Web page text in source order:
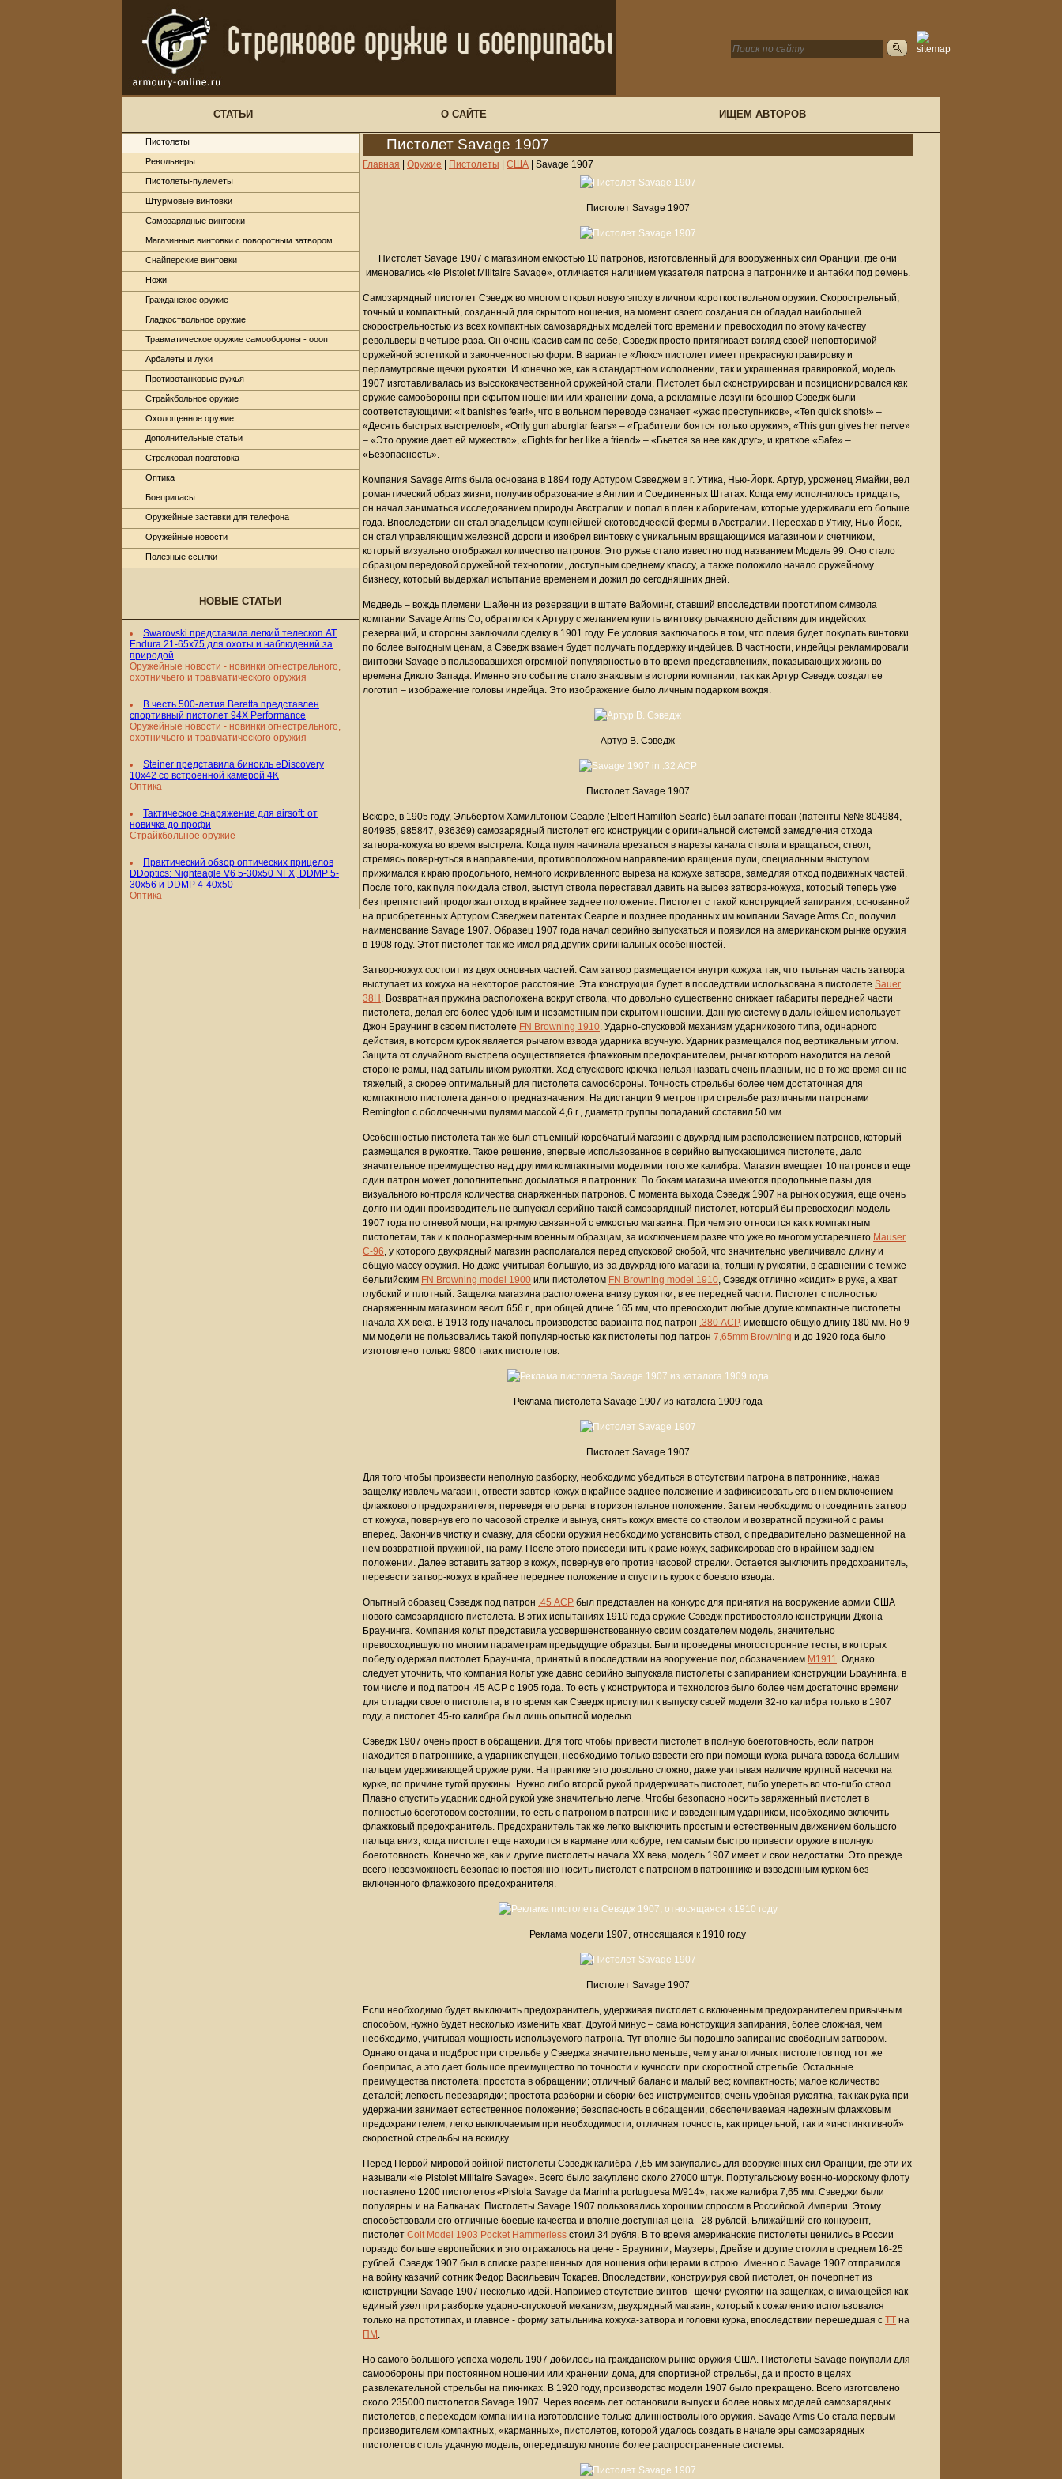
СТАТЬИ О САЙТЕ ИЩЕМ АВТОРОВ
Пистолет Savage 1907
Главная Оружие Пистолеты США Savage 1907
Пистолет Savage 1907
Пистолет Savage 1907 с магазином емкостью 10 патронов, изготовленный для вооруженных сил Франции, где они
именовались «le Pistolet Militaire Savage», отличается наличием указателя патрона в патроннике и антабки под ремень.
Самозарядный пистолет Сэведж во многом открыл новую эпоху в личном короткоствольном оружии. Скорострельный,
точный и компактный, созданный для скрытого ношения, на момент своего создания он обладал наибольшей
скорострельностью из всех компактных самозарядных моделей того времени и превосходил по этому качеству
револьверы в четыре раза. Он очень красив сам по себе, Сэведж просто притягивает взгляд своей неповторимой
оружейной эстетикой и законченностью форм. В варианте «Люкс» пистолет имеет прекрасную гравировку и
перламутровые щечки рукоятки. И конечно же, как в стандартном исполнении, так и украшенная гравировкой, модель
1907 изготавливалась из высококачественной оружейной стали. Пистолет был сконструирован и позиционировался как
оружие самообороны при скрытом ношении или хранении дома, а рекламные лозунги брошюр Сэведж были
соответствующими: «It banishes fear!», что в вольном переводе означает «ужас преступников», «Ten quick shots!» –
«Десять быстрых выстрелов!», «Only gun aburglar fears» – «Грабители боятся только оружия», «This gun gives her nerve»
– «Это оружие дает ей мужество», «Fights for her like a friend» – «Бьется за нее как друг», и краткое «Safe» –
«Безопасность».
Компания Savage Arms была основана в 1894 году Артуром Сэведжем в г. Утика, Нью-Йорк. Артур, уроженец Ямайки, вел
романтический образ жизни, получив образование в Англии и Соединенных Штатах. Когда ему исполнилось тридцать,
он начал заниматься исследованием природы Австралии и попал в плен к аборигенам, которые удерживали его больше
года. Впоследствии он стал владельцем крупнейшей скотоводческой фермы в Австралии. Переехав в Утику, Нью-Йорк,
он стал управляющим железной дороги и изобрел винтовку с уникальным вращающимся магазином и счетчиком,
который визуально отображал количество патронов. Это ружье стало известно под названием Модель 99. Оно стало
образцом передовой оружейной технологии, доступным среднему классу, а также положило начало оружейному
бизнесу, который выдержал испытание временем и дожил до сегодняшних дней.
Медведь – вождь племени Шайенн из резервации в штате Вайоминг, ставший впоследствии прототипом символа
компании Savage Arms Co, обратился к Артуру с желанием купить винтовку рычажного действия для индейских
резерваций, и стороны заключили сделку в 1901 году. Ее условия заключалось в том, что племя будет покупать винтовки
по более выгодным ценам, а Сэведж взамен будет получать поддержку индейцев. В частности, индейцы рекламировали
винтовки Savage в пользовавшихся огромной популярностью в то время представлениях, показывающих жизнь во
времена Дикого Запада. Именно это событие стало знаковым в истории компании, так как Артур Сэведж создал ее
логотип – изображение головы индейца. Это изображение было личным подарком вождя.
Артур В. Сэведж
Пистолет Savage 1907
Вскоре, в 1905 году, Эльбертом Хамильтоном Сеарле (Elbert Hamilton Searle) был запатентован (патенты №№ 804984,
804985, 985847, 936369) самозарядный пистолет его конструкции с оригинальной системой замедления отхода
затвора-кожуха во время выстрела. Когда пуля начинала врезаться в нарезы канала ствола и вращаться, ствол,
стремясь повернуться в направлении, противоположном направлению вращения пули, специальным выступом
прижимался к краю продольного, немного искривленного выреза на кожухе затвора, замедляя отход подвижных частей.
После того, как пуля покидала ствол, выступ ствола переставал давить на вырез затвора-кожуха, который теперь уже
без препятствий продолжал отход в крайнее заднее положение. Пистолет с такой конструкцией запирания, основанной
на приобретенных Артуром Сэведжем патентах Сеарле и позднее проданных им компании Savage Arms Co, получил
наименование Savage 1907. Образец 1907 года начал серийно выпускаться и появился на американском рынке оружия
в 1908 году. Этот пистолет так же имел ряд других оригинальных особенностей.
Затвор-кожух состоит из двух основных частей. Сам затвор размещается внутри кожуха так, что тыльная часть затвора
выступает из кожуха на некоторое расстояние. Эта конструкция будет в последствии использована в пистолете Sauer
38H . Возвратная пружина расположена вокруг ствола, что довольно существенно снижает габариты передней части
пистолета, делая его более удобным и незаметным при скрытом ношении. Данную систему в дальнейшем использует
Джон Браунинг в своем пистолете FN Browning 1910. Ударно-спусковой механизм ударникового типа, одинарного
действия, в котором курок является рычагом взвода ударника вручную. Ударник размещался под вертикальным углом.
Защита от случайного выстрела осуществляется флажковым предохранителем, рычаг которого находится на левой
стороне рамы, над затыльником рукоятки. Ход спускового крючка нельзя назвать очень плавным, но в то же время он не
тяжелый, а скорее оптимальный для пистолета самообороны. Точность стрельбы более чем достаточная для
компактного пистолета данного предназначения. На дистанции 9 метров при стрельбе различными патронами
Remington с оболочечными пулями массой 4,6 г., диаметр группы попаданий составил 50 мм.
Особенностью пистолета так же был отъемный коробчатый магазин с двухрядным расположением патронов, который
размещался в рукоятке. Такое решение, впервые использованное в серийно выпускающимся пистолете, дало
значительное преимущество над другими компактными моделями того же калибра. Магазин вмещает 10 патронов и еще
один патрон может дополнительно досылаться в патронник. По бокам магазина имеются продольные пазы для
визуального контроля количества снаряженных патронов. С момента выхода Сэведж 1907 на рынок оружия, еще очень
долго ни один производитель не выпускал серийно такой самозарядный пистолет, который бы превосходил модель
1907 года по огневой мощи, напрямую связанной с емкостью магазина. При чем это относится как к компактным
пистолетам, так и к полноразмерным военным образцам, за исключением разве что уже во многом устаревшего Mauser
C-96, у которого двухрядный магазин располагался перед спусковой скобой, что значительно увеличивало длину и
общую массу оружия. Но даже учитывая большую, из-за двухрядного магазина, толщину рукоятки, в сравнении с тем же
бельгийским FN Browning model 1900 или пистолетом FN Browning model 1910, Сэведж отлично «сидит» в руке, а хват
глубокий и плотный. Защелка магазина расположена внизу рукоятки, в ее передней части. Пистолет с полностью
снаряженным магазином весит 656 г., при общей длине 165 мм, что превосходит любые другие компактные пистолеты
начала XX века. В 1913 году началось производство варианта под патрон .380 ACP, имевшего общую длину 180 мм. Но 9
мм модели не пользовались такой популярностью как пистолеты под патрон 7,65mm Browning и до 1920 года было
изготовлено только 9800 таких пистолетов.
Реклама пистолета Savage 1907 из каталога 1909 года
Пистолет Savage 1907
Для того чтобы произвести неполную разборку, необходимо убедиться в отсутствии патрона в патроннике, нажав
защелку извлечь магазин, отвести завтор-кожух в крайнее заднее положение и зафиксировать его в нем включением
флажкового предохранителя, переведя его рычаг в горизонтальное положение. Затем необходимо отсоединить затвор
от кожуха, повернув его по часовой стрелке и вынув, снять кожух вместе со стволом и возвратной пружиной с рамы
вперед. Закончив чистку и смазку, для сборки оружия необходимо установить ствол, с предварительно размещенной на
нем возвратной пружиной, на раму. После этого присоединить к раме кожух, зафиксировав его в крайнем заднем
положении. Далее вставить затвор в кожух, повернув его против часовой стрелки. Остается выключить предохранитель,
перевести затвор-кожух в крайнее переднее положение и спустить курок с боевого взвода.
Опытный образец Сэведж под патрон .45 ACP был представлен на конкурс для принятия на вооружение армии США
нового самозарядного пистолета. В этих испытаниях 1910 года оружие Сэведж противостояло конструкции Джона
Браунинга. Компания кольт представила усовершенствованную своим создателем модель, значительно
превосходившую по многим параметрам предыдущие образцы. Были проведены многосторонние тесты, в которых
победу одержал пистолет Браунинга, принятый в последствии на вооружение под обозначением M1911. Однако
следует уточнить, что компания Кольт уже давно серийно выпускала пистолеты с запиранием конструкции Браунинга, в
том числе и под патрон .45 ACP с 1905 года. То есть у конструктора и технологов было более чем достаточно времени
для отладки своего пистолета, в то время как Сэведж приступил к выпуску своей модели 32-го калибра только в 1907
году, а пистолет 45-го калибра был лишь опытной моделью.
Сэведж 1907 очень прост в обращении. Для того чтобы привести пистолет в полную боеготовность, если патрон
находится в патроннике, а ударник спущен, необходимо только взвести его при помощи курка-рычага взвода большим
пальцем удерживающей оружие руки. На практике это довольно сложно, даже учитывая наличие крупной насечки на
курке, по причине тугой пружины. Нужно либо второй рукой придерживать пистолет, либо упереть во что-либо ствол.
Плавно спустить ударник одной рукой уже значительно легче. Чтобы безопасно носить заряженный пистолет в
полностью боеготовом состоянии, то есть с патроном в патроннике и взведенным ударником, необходимо включить
флажковый предохранитель. Предохранитель так же легко выключить простым и естественным движением большого
пальца вниз, когда пистолет еще находится в кармане или кобуре, тем самым быстро привести оружие в полную
боеготовность. Конечно же, как и другие пистолеты начала XX века, модель 1907 имеет и свои недостатки. Это прежде
всего невозможность безопасно постоянно носить пистолет с патроном в патроннике и взведенным курком без
включенного флажкового предохранителя.
Реклама модели 1907, относящаяся к 1910 году
Пистолет Savage 1907
Если необходимо будет выключить предохранитель, удерживая пистолет с включенным предохранителем привычным
способом, нужно будет несколько изменить хват. Другой минус – сама конструкция запирания, более сложная, чем
необходимо, учитывая мощность используемого патрона. Тут вполне бы подошло запирание свободным затвором.
Однако отдача и подброс при стрельбе у Сэведжа значительно меньше, чем у аналогичных пистолетов под тот же
боеприпас, а это дает большое преимущество по точности и кучности при скоростной стрельбе. Остальные
преимущества пистолета: простота в обращении; отличный баланс и малый вес; компактность; малое количество
деталей; легкость перезарядки; простота разборки и сборки без инструментов; очень удобная рукоятка, так как рука при
удержании занимает естественное положение; безопасность в обращении, обеспечиваемая надежным флажковым
предохранителем, легко выключаемым при необходимости; отличная точность, как прицельной, так и «инстинктивной»
скоростной стрельбы на вскидку.
Перед Первой мировой войной пистолеты Сэведж калибра 7,65 мм закупались для вооруженных сил Франции, где эти их
называли «le Pistolet Militaire Savage». Всего было закуплено около 27000 штук. Португальскому военно-морскому флоту
поставлено 1200 пистолетов «Pistola Savage da Marinha portuguesa M/914», так же калибра 7,65 мм. Сэведжи были
популярны и на Балканах. Пистолеты Savage 1907 пользовались хорошим спросом в Российской Империи. Этому
способствовали его отличные боевые качества и вполне доступная цена - 28 рублей. Ближайший его конкурент,
пистолет Colt Model 1903 Pocket Hammerless стоил 34 рубля. В то время американские пистолеты ценились в России
гораздо больше европейских и это отражалось на цене - Браунинги, Маузеры, Дрейзе и другие стоили в среднем 16-25
рублей. Сэведж 1907 был в списке разрешенных для ношения офицерами в строю. Именно с Savage 1907 отправился
на войну казачий сотник Федор Васильевич Токарев. Впоследствии, конструируя свой пистолет, он почерпнет из
конструкции Savage 1907 несколько идей. Например отсутствие винтов - щечки рукоятки на защелках, снимающейся как
единый узел при разборке ударно-спусковой механизм, двухрядный магазин, который к сожалению использовался
только на прототипах, и главное - форму затыльника кожуха-затвора и головки курка, впоследствии перешедшая с ТТ на
ПМ .
Но самого большого успеха модель 1907 добилось на гражданском рынке оружия США. Пистолеты Savage покупали для
самообороны при постоянном ношении или хранении дома, для спортивной стрельбы, да и просто в целях
развлекательной стрельбы на пикниках. В 1920 году, производство модели 1907 было прекращено. Всего изготовлено
около 235000 пистолетов Savage 1907. Через восемь лет остановили выпуск и более новых моделей самозарядных
пистолетов, с переходом компании на изготовление только длинноствольного оружия. Savage Arms Co стала первым
производителем компактных, «карманных», пистолетов, которой удалось создать в начале эры самозарядных
пистолетов столь удачную модель, опередившую многие более распространенные системы.
Пистолеты
Револьверы
Пистолеты-пулеметы
Штурмовые винтовки
Самозарядные винтовки
Магазинные винтовки с поворотным затвором
Снайперские винтовки
Ножи
Гражданское оружие
Гладкоствольное оружие
Травматическое оружие самообороны - оооп
Арбалеты и луки
Противотанковые ружья
Страйкбольное оружие
Охолощенное оружие
Дополнительные статьи
Стрелковая подготовка
Оптика
Боеприпасы
Оружейные заставки для телефона
Оружейные новости
Полезные ссылки
НОВЫЕ СТАТЬИ
Swarovski представила легкий телескоп AT
Endura 21-65x75 для охоты и наблюдений за
природой
Оружейные новости - новинки огнестрельного,
охотничьего и травматического оружия
В честь 500-летия Beretta представлен
спортивный пистолет 94X Performance
Оружейные новости - новинки огнестрельного,
охотничьего и травматического оружия
Steiner представила бинокль eDiscovery
10x42 со встроенной камерой 4K
Оптика
Тактическое снаряжение для airsoft: от
новичка до профи
Страйкбольное оружие
Практический обзор оптических прицелов
DDoptics: Nighteagle V6 5-30x50 NFX, DDMP 5-
30x56 и DDMP 4-40x50
Оптика